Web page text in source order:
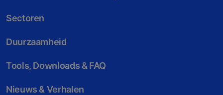
Sectoren
Duurzaamheid
Tools, Downloads & FAQ
Nieuws & Verhalen